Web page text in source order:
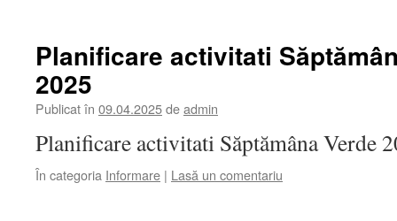
Planificare activitati
2025
Publicat în 09.04.2025deadmin
Planificare activitati Săptămâna Verde
În categoria Informare | Lasă un comentariu